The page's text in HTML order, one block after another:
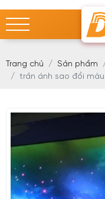
Trang chủ Sản phẩm
trần ánh sao đổi